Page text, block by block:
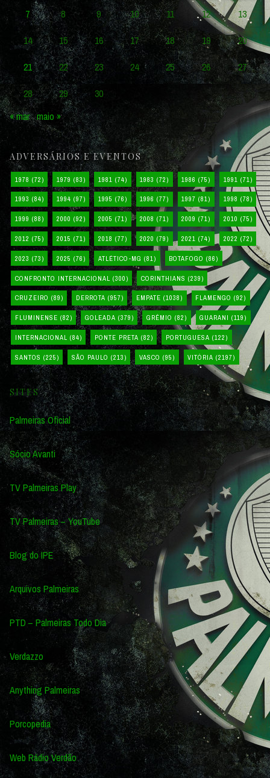
7
8 9 10 11 12
13
14
15 16 17 18 19
20
21
22 23 24 25 26
27
28
29
30
« mar maio »
ADVERSÁRIOS E EVENTOS
1978 (72) 1979 (83) 1981 (74) 1983 (72) 1986 (75) 1991 (71)
1993 (84) 1994 (97) 1995 (76) 1996 (77) 1997 (81) 1998 (78)
1999 (88) 2000 (92) 2005 (71) 2008 (71) 2009 (71) 2010 (75)
2012 (75) 2015 (71) 2018 (77) 2020 (79) 2021 (74) 2022 (72)
2023 (73) 2025 (76) ATLÉTICO-MG (81) BOTAFOGO (86)
CONFRONTO INTERNACIONAL (300) CORINTHIANS (239)
CRUZEIRO (89) DERROTA (957) EMPATE (1038) FLAMENGO (92)
FLUMINENSE (82) GOLEADA (379) GRÊMIO (82) GUARANI (119)
INTERNACIONAL (84) PONTE PRETA (82) PORTUGUESA (122)
SANTOS (225) SÃO PAULO (213) VASCO (95) VITÓRIA (2197)
SITES
Palmeiras Oficial
Sócio Avanti
TV Palmeiras Play
TV Palmeiras – YouTube
Blog do IPE
Arquivos Palmeiras
PTD – Palmeiras Todo Dia
Verdazzo
Anything Palmeiras
Porcopedia
Web Rádio Verdão